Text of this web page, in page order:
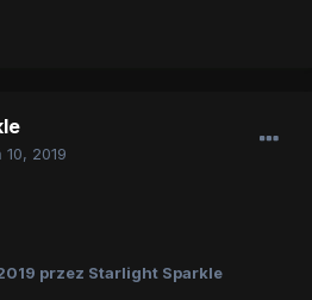
2019
przez Starlight Sparkle